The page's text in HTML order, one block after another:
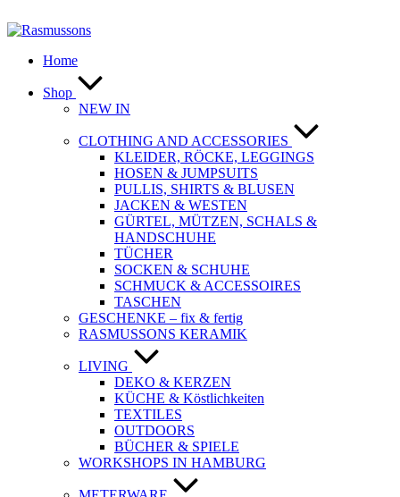
Inhalt
Home
Shop
NEW IN
CLOTHING AND ACCESSORIES
KLEIDER, RÖCKE, LEGGINGS
HOSEN & JUMPSUITS
PULLIS, SHIRTS & BLUSEN
JACKEN & WESTEN
GÜRTEL, MÜTZEN, SCHALS &
HANDSCHUHE
TÜCHER
SOCKEN & SCHUHE
SCHMUCK & ACCESSOIRES
TASCHEN
GESCHENKE – fix & fertig
RASMUSSONS KERAMIK
LIVING
DEKO & KERZEN
KÜCHE & Köstlichkeiten
TEXTILES
OUTDOORS
BÜCHER & SPIELE
WORKSHOPS IN HAMBURG